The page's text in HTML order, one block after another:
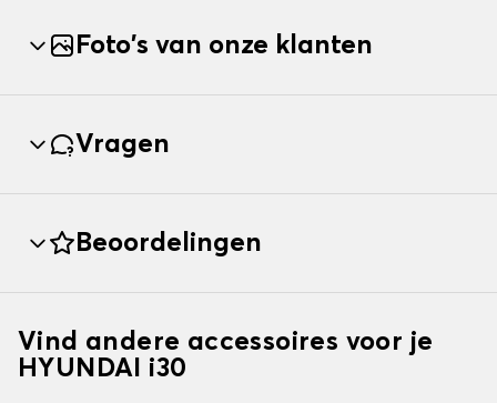
Foto's van onze klanten
Vragen
Beoordelingen
Vind andere accessoires voor je
HYUNDAI i30